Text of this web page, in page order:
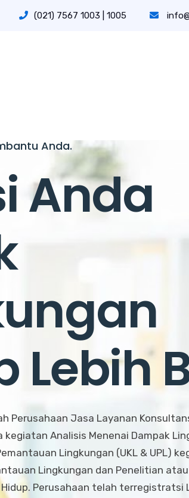
(021) 7567 1003 | 1005
Anda.
Anda
Lebih
Perusahaan Jasa Layanan
Analisis Menenai Dampak
Lingkungan (UKL & UPL)
Lingkungan dan Penelitian
Perusahaan telah terregistratsi